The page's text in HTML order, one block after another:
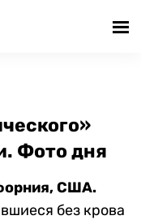
Фото дня
США.
без крова